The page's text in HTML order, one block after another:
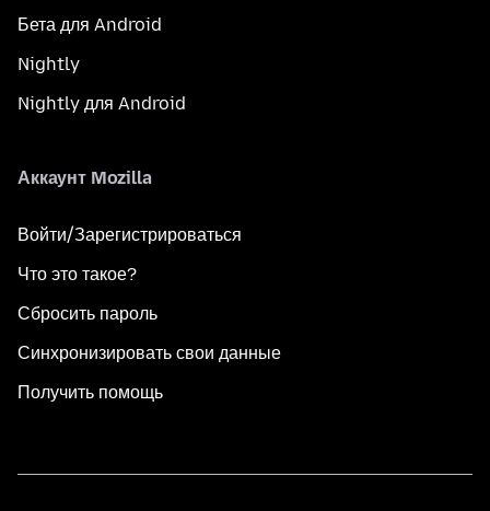
Бета для Android
Nightly
Nightly для Android
Аккаунт Mozilla
Войти/Зарегистрироваться
Что это такое?
Сбросить пароль
Синхронизировать свои данные
Получить помощь